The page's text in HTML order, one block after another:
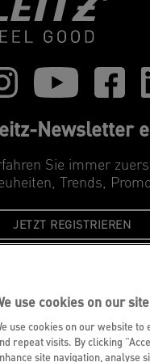
Newsletter
Sie immer
Trends,
JETZT REGISTRIEREN
use cookies on our
use cookies on our website
repeat visits. By clicking
site navigation, analyse